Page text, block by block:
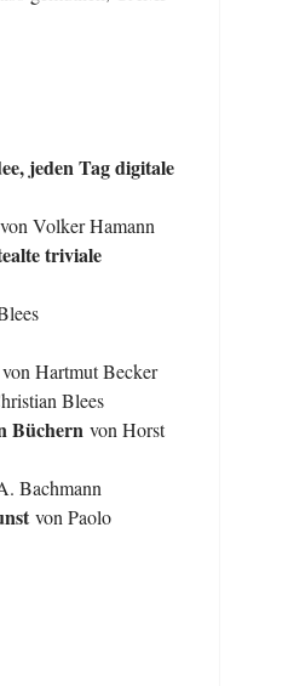
jeden Tag digitale
von Volker Hamann
triviale
von Hartmut Becker
Blees
Büchern von Horst
Bachmann
von Paolo